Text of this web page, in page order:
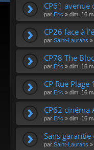
CP61 avenue
par Eric » dim. 16
CP26 face à
par Saint-Laurans »
CP78 The
par Eric » dim. 16
CP Rue Plage 1
par Eric » dim. 16
CP62 cinéma
par Eric » dim. 16
Sans
par Saint-Laurans »